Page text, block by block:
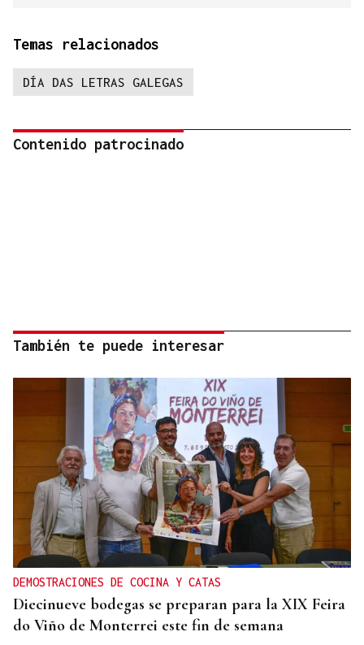
Temas relacionados
DÍA DAS LETRAS GALEGAS
Contenido patrocinado
También te puede interesar
DEMOSTRACIONES DE COCINA Y CATAS
Diecinueve bodegas se preparan para la XIX Feira
do Viño de Monterrei este fin de semana